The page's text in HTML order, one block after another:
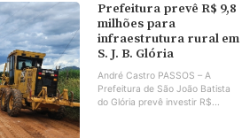
Prefeitura prevê R$ 9,8
milhões para
infraestrutura rural em
S. J. B. Glória
André Castro PASSOS – A
Prefeitura de São João Batista
do Glória prevê investir R$...